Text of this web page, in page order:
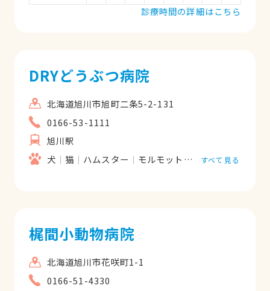
診療時間の詳細はこちら
DRYどうぶつ病院
北海道旭川市旭町二条5-2-131
0166-53-1111
旭川駅
犬
猫 ハムスター モルモット フェレット
すべて見る
梶間小動物病院
北海道旭川市花咲町1-1
0166-51-4330